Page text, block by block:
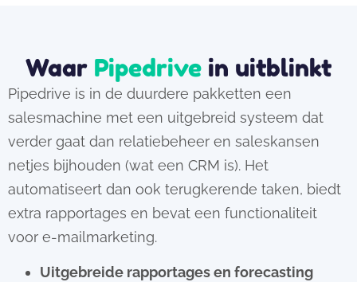
Waar Pipedrive in uitblinkt
Pipedrive is in de duurdere pakketten een
salesmachine met een uitgebreid systeem dat
verder gaat dan relatiebeheer en saleskansen
netjes bijhouden (wat een CRM is). Het
automatiseert dan ook terugkerende taken, biedt
extra rapportages en bevat een functionaliteit
voor e-mailmarketing.
Uitgebreide rapportages en forecasting